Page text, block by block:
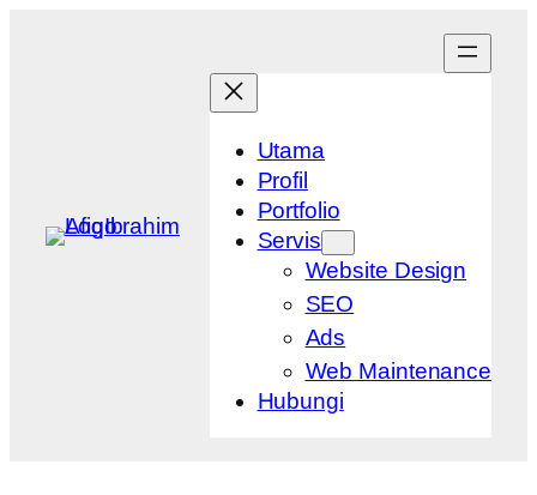
Utama
Profil
Portfolio
Servis
Website Design
SEO
Ads
Web Maintenance
Hubungi